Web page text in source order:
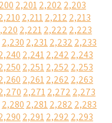
2,2012,202 2,203
2,2112,212 2,213
2,2212,222 2,223
2,230 2,2312,232 2,233
2,2412,242 2,243
2,2512,252 2,253
2,2612,262 2,263
2,2712,272 2,273
2,280 2,2812,282 2,283
2,2912,292 2,293